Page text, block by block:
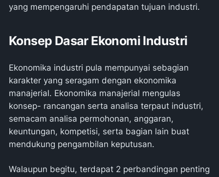
yang mempengaruhi pendapatan tujuan industri.
Konsep Dasar Ekonomi Industri
Ekonomika industri pula mempunyai sebagian
karakter yang seragam dengan ekonomika
manajerial. Ekonomika manajerial mengulas
konsep- rancangan serta analisa terpaut industri,
semacam analisa permohonan, anggaran,
keuntungan, kompetisi, serta bagian lain buat
mendukung pengambilan keputusan.
Walaupun begitu, terdapat 2 perbandingan penting